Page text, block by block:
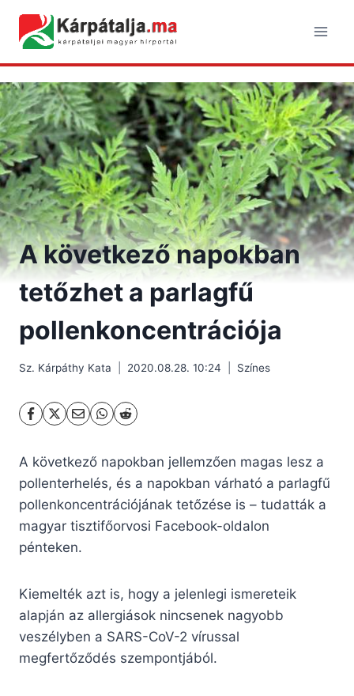
content
A következő napokban
tetőzhet a parlagfű
pollenkoncentrációja
Sz. Kárpáthy Kata 2020.08.28. 10:24 Színes
A következő napokban jellemzően magas lesz a
pollenterhelés, és a napokban várható a parlagfű
pollenkoncentrációjának tetőzése is – tudatták a
magyar tisztifőorvosi Facebook-oldalon
pénteken.
Kiemelték azt is, hogy a jelenlegi ismereteik
alapján az allergiások nincsenek nagyobb
veszélyben a SARS-CoV-2 vírussal
megfertőződés szempontjából.